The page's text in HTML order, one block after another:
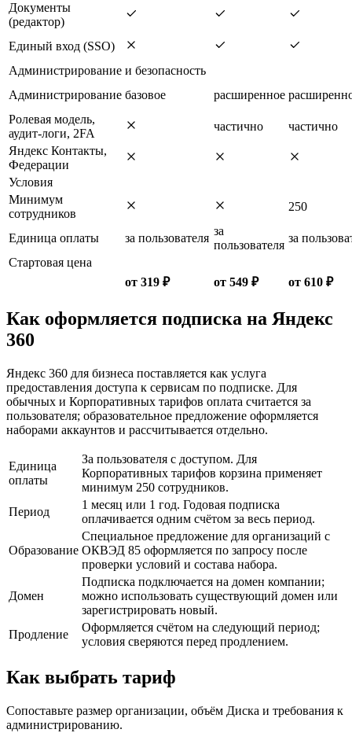
Документы
(редактор)
Единый вход (SSO)
Администрирование и безопасность
Администрирование базовое расширенное
Ролевая модель,
аудит-логи, 2FA
частично
частично
Яндекс Контакты,
Федерации
Условия
Минимум
сотрудников
250
Единица оплаты за пользователя
за
пользователя
за
Стартовая цена
от 319 ₽
от 549 ₽ от 610 ₽
Как оформляется подписка на Яндекс
360
Яндекс 360 для бизнеса поставляется как услуга
предоставления доступа к сервисам по подписке. Для
обычных и Корпоративных тарифов оплата считается за
пользователя; образовательное предложение оформляется
наборами аккаунтов и рассчитывается отдельно.
Единица
оплаты
За пользователя с доступом. Для
Корпоративных тарифов корзина применяет
минимум 250 сотрудников.
Период
1 месяц или 1 год. Годовая подписка
оплачивается одним счётом за весь период.
Образование
Специальное предложение для организаций с
ОКВЭД 85 оформляется по запросу после
проверки условий и состава набора.
Домен
Подписка подключается на домен компании;
можно использовать существующий домен или
зарегистрировать новый.
Продление
Оформляется счётом на следующий период;
условия сверяются перед продлением.
Как выбрать тариф
Сопоставьте размер организации, объём Диска и требования к
администрированию.